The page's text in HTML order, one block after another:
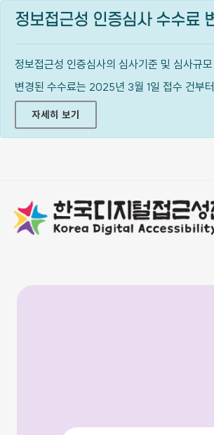
정보접근성 인증심사 수수료
정보접근성 인증심사의 심사기준 및 심사규
변경된 수수료는 2025년 3월 1일 접수 건부
자세히 보기